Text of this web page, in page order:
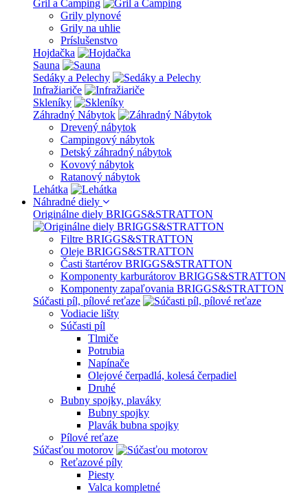
Gril a Camping
Grily plynové
Grily na uhlie
Príslušenstvo
Hojdačka
Sauna
Sedáky a Pelechy
Infražiariče
Skleníky
Záhradný Nábytok
Drevený nábytok
Campingový nábytok
Detský záhradný nábytok
Kovový nábytok
Ratanový nábytok
Lehátka
Náhradné diely
Originálne diely BRIGGS&STRATTON
Filtre BRIGGS&STRATTON
Oleje BRIGGS&STRATTON
Časti štartérov BRIGGS&STRATTON
Komponenty karburátorov BRIGGS&STRATTON
Komponenty zapaľovania BRIGGS&STRATTON
Súčasti píl, pílové reťaze
Vodiacie lišty
Súčasti píl
Tlmiče
Potrubia
Napínače
Olejové čerpadlá, kolesá čerpadiel
Druhé
Bubny spojky, plaváky
Bubny spojky
Plavák bubna spojky
Pílové reťaze
Súčasťou motorov
Reťazové píly
Piesty
Valca kompletné